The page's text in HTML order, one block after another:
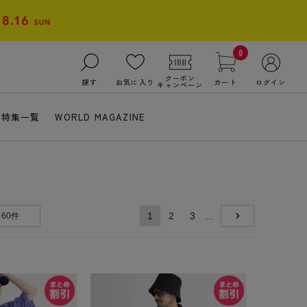
探す お気に入り クーポン
キャンペーン
0
カート ログイン
特集一覧 WORLD MAGAZINE
60件 1 2 3